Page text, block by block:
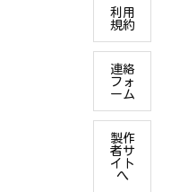
利用
規約
連絡
フォ
ーム
製作
者サ
イト
へ